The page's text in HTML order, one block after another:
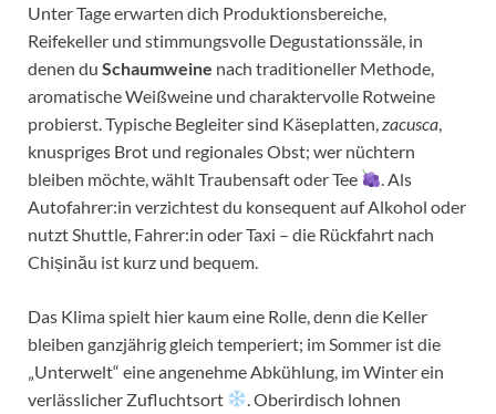
Unter Tage erwarten dich Produktionsbereiche,
Reifekeller und stimmungsvolle Degustationssäle, in
denen du Schaumweine nach traditioneller Methode,
aromatische Weißweine und charaktervolle Rotweine
probierst. Typische Begleiter sind Käseplatten, zacusca
knuspriges Brot und regionales Obst; wer nüchtern
bleiben möchte, wählt Traubensaft oder Tee
. Als
Autofahrer:in verzichtest du konsequent auf Alkohol oder
nutzt Shuttle, Fahrer:in oder Taxi – die Rückfahrt nach
Chișinău ist kurz und bequem.
Das Klima spielt hier kaum eine Rolle, denn die Keller
bleiben ganzjährig gleich temperiert; im Sommer ist die
„Unterwelt“ eine angenehme Abkühlung, im Winter ein
verlässlicher Zufluchtsort
. Oberirdisch lohnen